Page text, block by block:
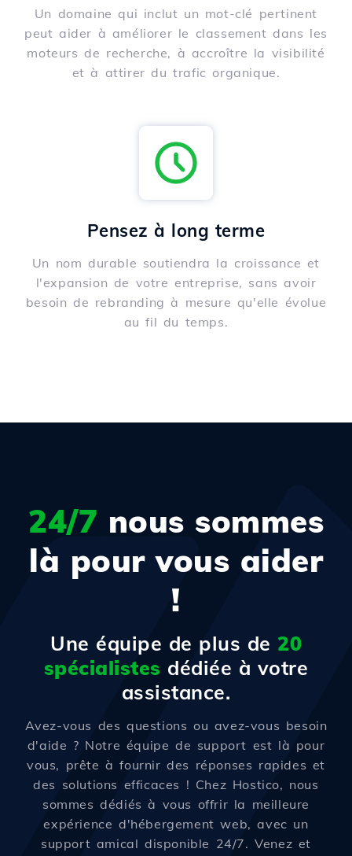
Un domaine qui inclut un mot-clé pertinent
peut aider à améliorer le classement dans les
moteurs de recherche, à accroître la visibilité
et à attirer du trafic organique.
Pensez à long terme
Un nom durable soutiendra la croissance et
l'expansion de votre entreprise, sans avoir
besoin de rebranding à mesure qu'elle évolue
au fil du temps.
24/7 nous sommes
là pour vous aider
!
Une équipe de plus de 20
spécialistes dédiée à votre
assistance.
Avez-vous des questions ou avez-vous besoin
d'aide ? Notre équipe de support est là pour
vous, prête à fournir des réponses rapides et
des solutions efficaces ! Chez Hostico, nous
sommes dédiés à vous offrir la meilleure
expérience d'hébergement web, avec un
support amical disponible 24/7. Venez et